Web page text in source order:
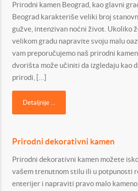
Prirodni kamen Beograd, kao glavni
Beograd karakteriše veliki broj
gužve, intenzivan noćni život. Ukoliko
velikom gradu napravite svoju malu
vam preporučujemo naš prirodni
dvorišta može učiniti da izgledaju kao
prirodi, […]
Detaljnije ...
Prirodni dekorativni kamen
Prirodni dekorativni kamen možete
vašem trenutnom stilu ili u potpunosti
enterijer i napraviti pravo malo